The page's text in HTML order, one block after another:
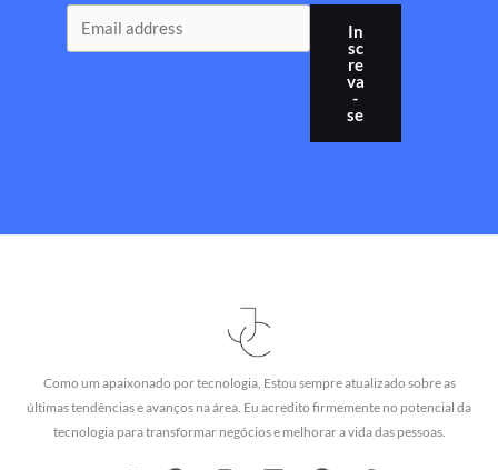
In
sc
re
va
-
se
Como um apaixonado por tecnologia, Estou sempre atualizado sobre as
últimas tendências e avanços na área. Eu acredito firmemente no potencial da
tecnologia para transformar negócios e melhorar a vida das pessoas.